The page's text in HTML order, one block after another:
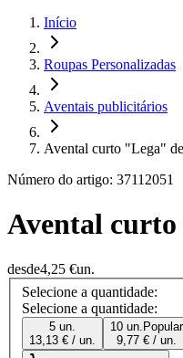
Início
Roupas Personalizadas
Aventais publicitários
Avental curto "Lega"
Número do artigo: 37112051
Avental
desde4,25 €un.
Selecione a quantidade:
Selecione a quantidade:
5 un.
13,13 € / un.
10 un. Popular
9,77 € / un.